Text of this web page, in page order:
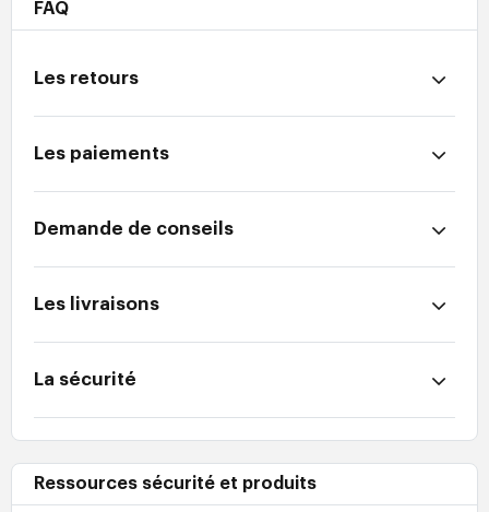
FAQ
Les retours
Les paiements
Demande de conseils
Les livraisons
La sécurité
Ressources sécurité et produits